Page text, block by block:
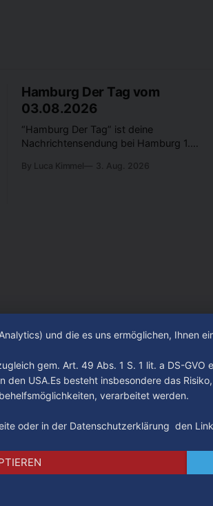
Hamburg Der Tag vom
03.08.2026
“Hamburg Der Tag” ist deine
Nachrichtensendung bei Hamburg 1.
beschäftigt die Hamburgerinnen und
By Luca Kimmel 3. Aug. 2026
AGB
und die es uns ermöglichen, Ihnen
gem. Art. 49 Abs. 1 S. 1 lit. a DS-GVO
USA.Es besteht insbesondere das
verarbeitet werden.
oder in der Datenschutzerklärung den